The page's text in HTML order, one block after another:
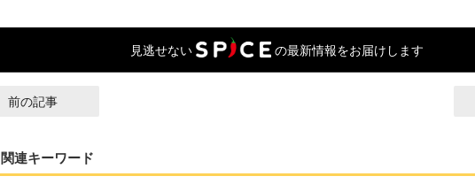
見逃せない の最新情報をお届けします
前の記事
関連キーワード